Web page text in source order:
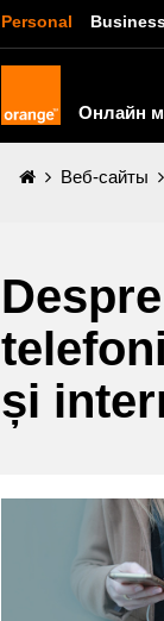
Personal
Онлайн
Веб-сайты
Despre
și